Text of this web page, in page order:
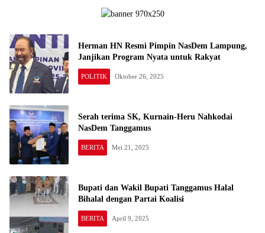
Herman HN Resmi Pimpin NasDem Lampung,
Janjikan Program Nyata untuk Rakyat
POLITIK Oktober 26, 2025
Serah terima SK, Kurnain-Heru Nahkodai
NasDem Tanggamus
BERITA Mei 21, 2025
Bupati dan Wakil Bupati Tanggamus Halal
Bihalal dengan Partai Koalisi
BERITA April 9, 2025